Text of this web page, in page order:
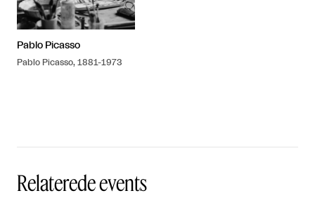
Pablo Picasso
Pablo Picasso, 1881-1973
Relaterede events